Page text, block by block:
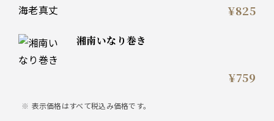
¥825
湘南いなり巻き
¥759
表示価格はすべて税込み価格です。